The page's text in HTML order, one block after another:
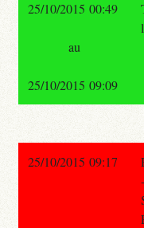
25/10/2015 00:49
au
25/10/2015 09:09
25/10/2015 09:17